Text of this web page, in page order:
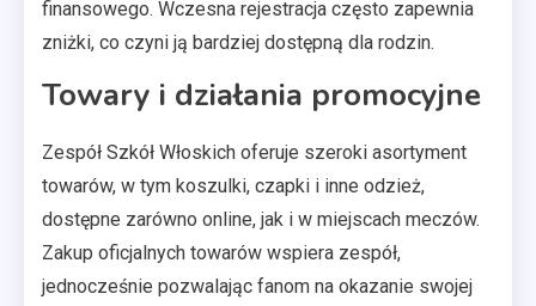
finansowego. Wczesna rejestracja często zapewnia
zniżki, co czyni ją bardziej dostępną dla rodzin.
Towary i działania promocyjne
Zespół Szkół Włoskich oferuje szeroki asortyment
towarów, w tym koszulki, czapki i inne odzież,
dostępne zarówno online, jak i w miejscach meczów.
Zakup oficjalnych towarów wspiera zespół,
jednocześnie pozwalając fanom na okazanie swojej